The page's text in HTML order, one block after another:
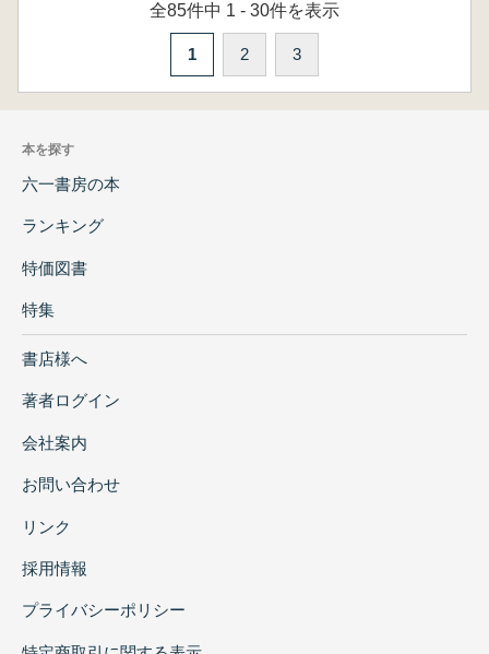
全85件中 1 - 30件を表示
1 2 3
本を探す
六一書房の本
ランキング
特価図書
特集
書店様へ
著者ログイン
会社案内
お問い合わせ
リンク
採用情報
プライバシーポリシー